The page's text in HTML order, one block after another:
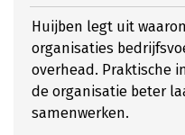
Huijben legt uit
organisaties
overhead. Praktische
de organisatie beter
samenwerken.